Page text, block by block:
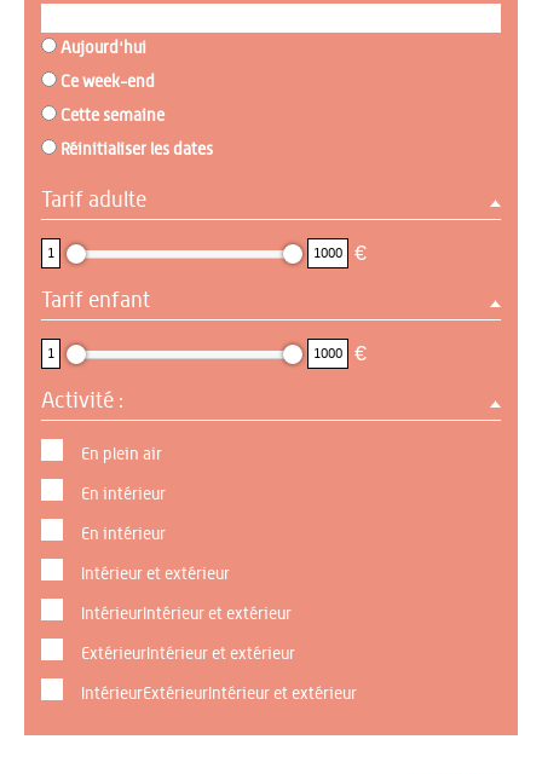
Aujourd'hui
Ce week-end
Cette semaine
Réinitialiser les dates
Tarif adulte
1 1000 €
Tarif enfant
1 1000 €
Activité :
En plein air
En intérieur
En intérieur
Intérieur et extérieur
IntérieurIntérieur et extérieur
ExtérieurIntérieur et extérieur
IntérieurExtérieurIntérieur et extérieur